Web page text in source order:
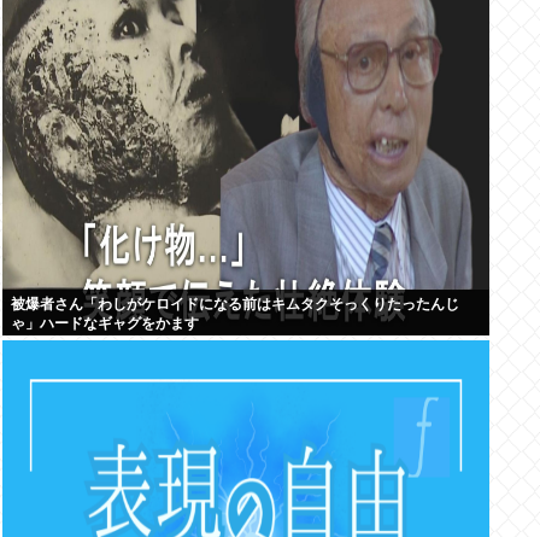
被爆者さん「わしがケロイドになる前はキムタクそっくりたったんじ
ゃ」ハードなギャグをかます